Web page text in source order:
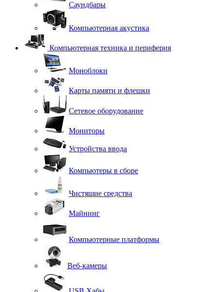
Саундбары
Компьютерная акустика
Компьютерная техника и периферия
Моноблоки
Карты памяти и флешки
Сетевое оборудование
Мониторы
Устройства ввода
Компьютеры в сборе
Чистящие средства
Майнинг
Компьютерные платформы
Веб-камеры